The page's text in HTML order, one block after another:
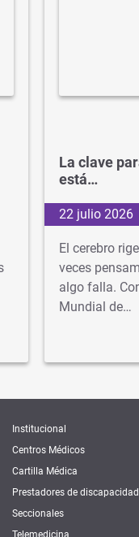
La clave
está…
22 julio 2026
El cerebro
veces
algo falla.
Mundial de…
Institucional
Centros Médicos
Cartilla Médica
Prestadores de discapacidad
Seccionales
Telemedicina